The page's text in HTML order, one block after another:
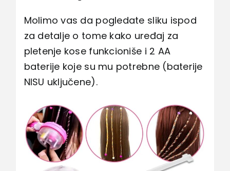
Molimo vas da pogledate sliku ispod
za detalje o tome kako uređaj za
pletenje kose funkcioniše i 2 AA
baterije koje su mu potrebne (baterije
NISU uključene).